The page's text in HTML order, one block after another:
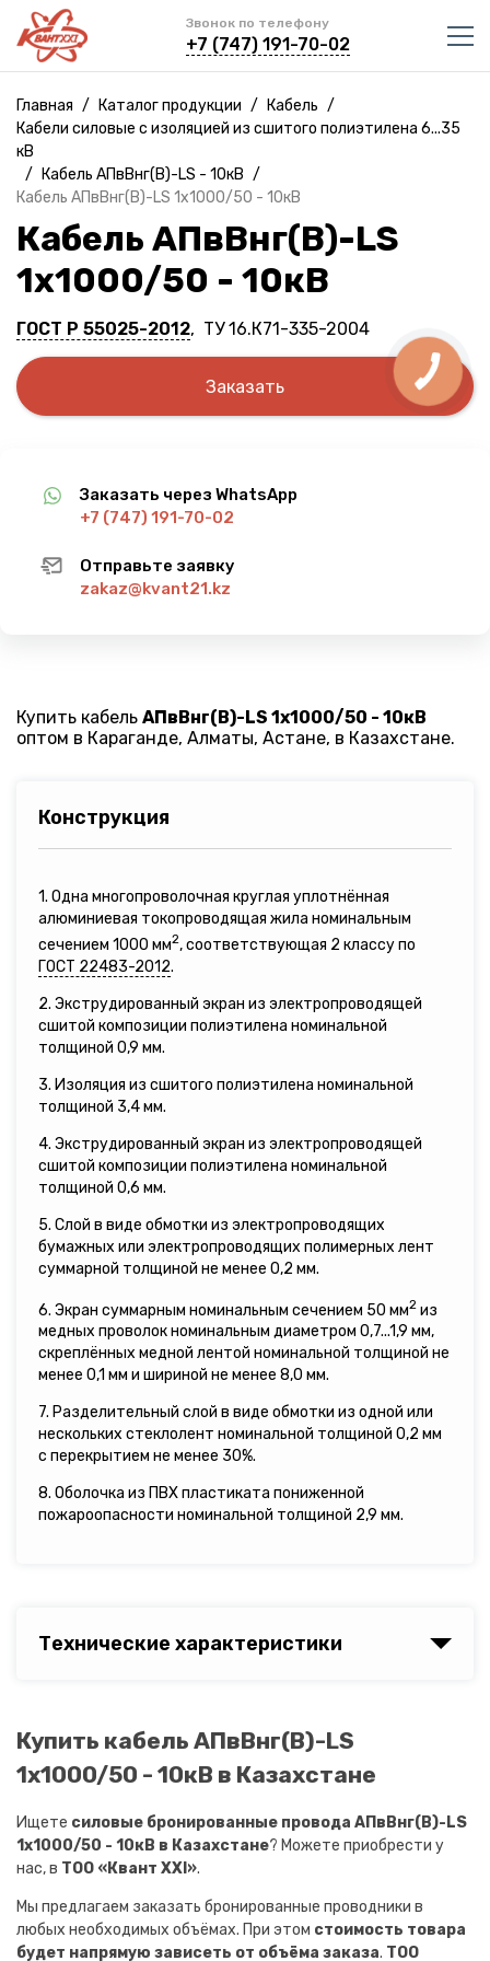
Звонок по телефону
+7 (747) 191-70-02
Главная / Каталог продукции / Кабель /
Кабели силовые с изоляцией из сшитого полиэтилена 6...35
кВ
/
Кабель АПвВнг(B)-LS - 10кВ /
Кабель АПвВнг(B)-LS 1х1000/50 - 10кВ
Кабель АПвВнг(B)-LS
1х1000/50 - 10кВ
ГОСТ Р 55025-2012, ТУ 16.К71-335-2004
Заказать
Заказать через WhatsApp
+7 (747) 191-70-02
Отправьте заявку
zakaz@kvant21.kz
Купить кабель АПвВнг(B)-LS 1х1000/50 - 10кВ
оптом в Караганде, Алматы, Астане, в Казахстане.
Конструкция
1. Одна многопроволочная круглая уплотнённая
алюминиевая токопроводящая жила номинальным
сечением 1000 мм2, соответствующая 2 классу по
ГОСТ 22483-2012.
2. Экструдированный экран из электропроводящей
сшитой композиции полиэтилена номинальной
толщиной 0,9 мм.
3. Изоляция из сшитого полиэтилена номинальной
толщиной 3,4 мм.
4. Экструдированный экран из электропроводящей
сшитой композиции полиэтилена номинальной
толщиной 0,6 мм.
5. Слой в виде обмотки из электропроводящих
бумажных или электропроводящих полимерных лент
суммарной толщиной не менее 0,2 мм.
6. Экран суммарным номинальным сечением 50 мм2 из
медных проволок номинальным диаметром 0,7...1,9 мм,
скреплённых медной лентой номинальной толщиной не
менее 0,1 мм и шириной не менее 8,0 мм.
7. Разделительный слой в виде обмотки из одной или
нескольких стеклолент номинальной толщиной 0,2 мм
с перекрытием не менее 30%.
8. Оболочка из ПВХ пластиката пониженной
пожароопасности номинальной толщиной 2,9 мм.
Технические характеристики
Купить кабель АПвВнг(B)-LS
1х1000/50 - 10кВ в Казахстане
Ищете силовые бронированные провода АПвВнг(B)-LS
1х1000/50 - 10кВ в Казахстане? Можете приобрести у
нас, в ТОО «Квант XXI».
Мы предлагаем заказать бронированные проводники в
любых необходимых объёмах. При этом стоимость товара
будет напрямую зависеть от объёма заказа. ТОО